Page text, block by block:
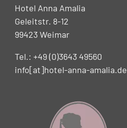
Hotel Anna Amalia
Geleitstr. 8-12
99423 Weimar
Tel.: +49 (0)3643 49560
info[at]hotel-anna-amalia.de